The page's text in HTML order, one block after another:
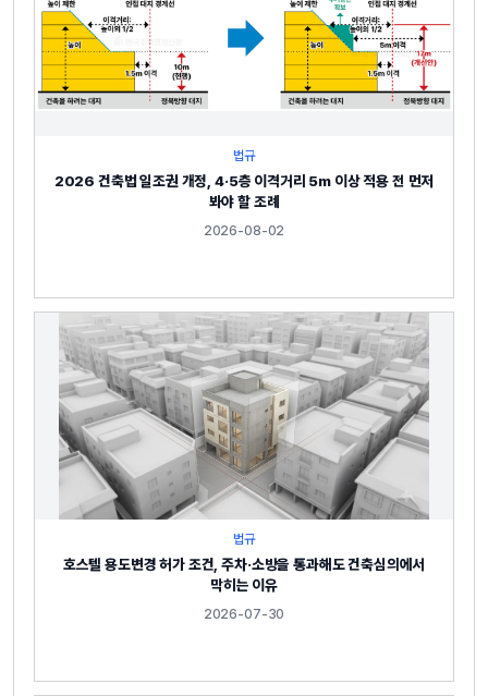
법규
2026 건축법 일조권 개정, 4·5층 이격거리 5m 이상 적용 전 먼저
봐야 할 조례
2026-08-02
법규
호스텔 용도변경 허가 조건, 주차·소방을 통과해도 건축심의에서
막히는 이유
2026-07-30